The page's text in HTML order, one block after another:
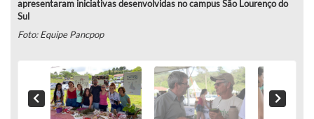
apresentaram iniciativas desenvolvidas no campus São Lourenço do
Sul
Foto: Equipe Pancpop